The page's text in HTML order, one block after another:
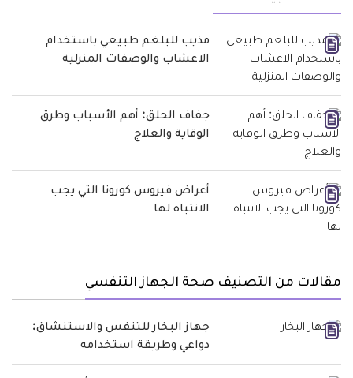
مذيب للبلغم طبيعي باستخدام
الاعشاب والوصفات المنزلية
جفاف الحلق: أهم الأسباب وطرق
الوقاية والعلاج
أعراض فيروس كورونا التي يجب
الانتباه لها
مقالات من التصنيف صحة الجهاز التنفسي
جهاز البخار للتنفس والاستنشاق:
دواعي وطريقة استخدامه